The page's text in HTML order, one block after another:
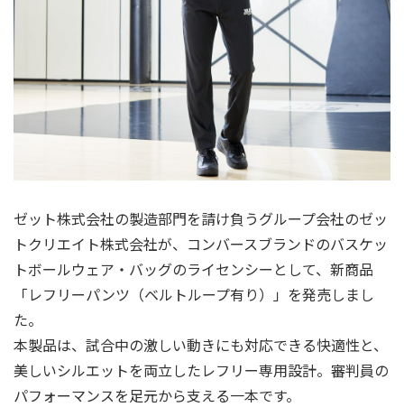
ゼット株式会社の製造部門を請け負うグループ会社のゼッ
トクリエイト株式会社が、コンバースブランドのバスケッ
トボールウェア・バッグのライセンシーとして、新商品
「レフリーパンツ（ベルトループ有り）」を発売しまし
た。
本製品は、試合中の激しい動きにも対応できる快適性と、
美しいシルエットを両立したレフリー専用設計。審判員の
パフォーマンスを足元から支える一本です。